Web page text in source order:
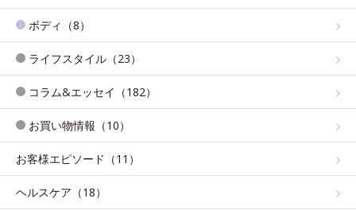
ボディ（8）
ライフスタイル（23）
コラム&エッセイ（182）
お買い物情報（10）
お客様エピソード（11）
ヘルスケア（18）